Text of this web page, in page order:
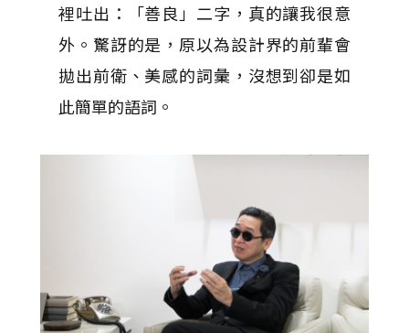
裡吐出：「善良」二字，真的讓我很意
外。驚訝的是，原以為設計界的前輩會
拋出前衛、美感的詞彙，沒想到卻是如
此簡單的語詞。